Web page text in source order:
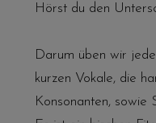
Hörst du den
Darum üben wir
kurzen Vokale, die
Konsonanten, sowie